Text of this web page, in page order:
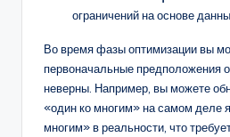
ограничений на основе
Во время фазы оптимизации вы
первоначальные предположения
неверны. Например, вы можете
«один ко многим» на самом деле
многим» в реальности, что